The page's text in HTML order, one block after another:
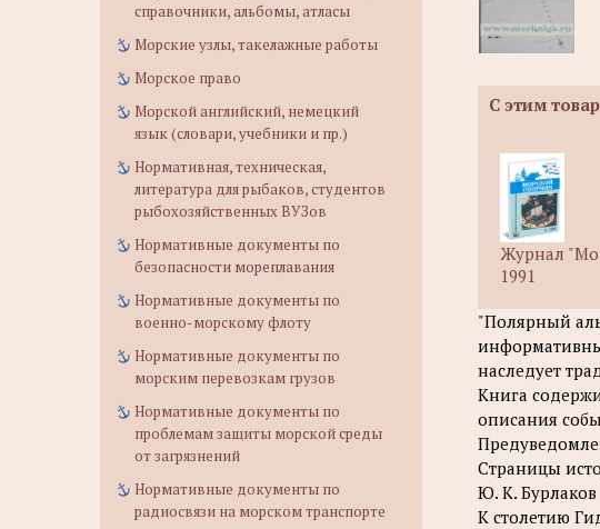
справочники, альбомы, атласы
Морские узлы, такелажные работы
Морское право
Морской английский, немецкий
язык (словари, учебники и пр.)
Нормативная, техническая,
литература для рыбаков, студентов
рыбохозяйственных ВУЗов
Нормативные документы по
безопасности мореплавания
Нормативные документы по
военно-морскому флоту
Нормативные документы по
морским перевозкам грузов
Нормативные документы по
проблемам защиты морской среды
от загрязнений
Нормативные документы по
радиосвязи на морском транспорте
С этим
Журнал
1991
"Полярный
наследует
Книга
описания
Страницы
Ю. К. Бурлаков
К столетию